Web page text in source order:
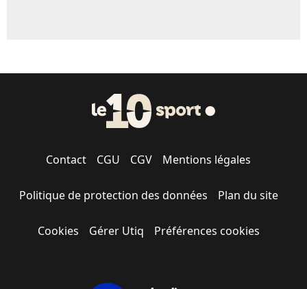
Contact CGU CGV Mentions légales
Politique de protection des données Plan du site
Cookies Gérer Utiq Préférences cookies